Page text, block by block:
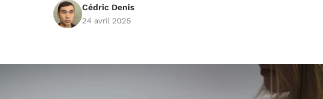
Cédric Denis
24 avril 2025